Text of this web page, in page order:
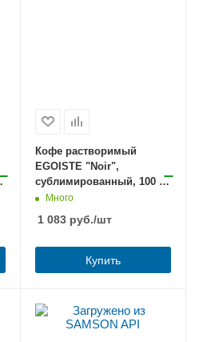
Кофе растворимый
EGOISTE "Noir",
сублимированный, 100 г,
100% арабика,
Много
1 083руб./шт
Купить